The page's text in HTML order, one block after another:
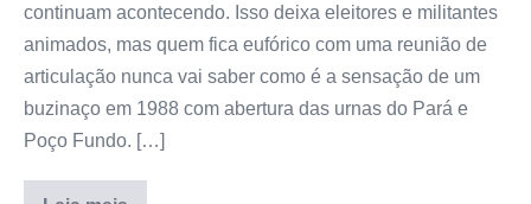
continuam acontecendo. Isso deixa eleitores e militantes
animados, mas quem fica eufórico com uma reunião de
articulação nunca vai saber como é a sensação de um
buzinaço em 1988 com abertura das urnas do Pará e
Poço Fundo. […]